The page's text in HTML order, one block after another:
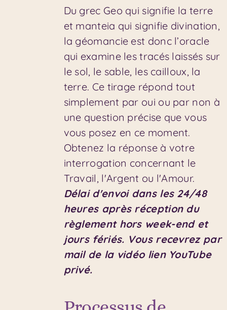
Du grec Geo qui signifie la terre
et manteia qui signifie divination,
la géomancie est donc l’oracle
qui examine les tracés laissés sur
le sol, le sable, les cailloux, la
terre. Ce tirage répond tout
simplement par oui ou par non à
une question précise que vous
vous posez en ce moment.
Obtenez la réponse à votre
interrogation concernant le
Travail, l'Argent ou l'Amour.
Délai d'envoi dans les 24/48
heures après réception du
règlement hors week-end et
jours fériés. Vous recevrez par
mail de la vidéo lien YouTube
privé.